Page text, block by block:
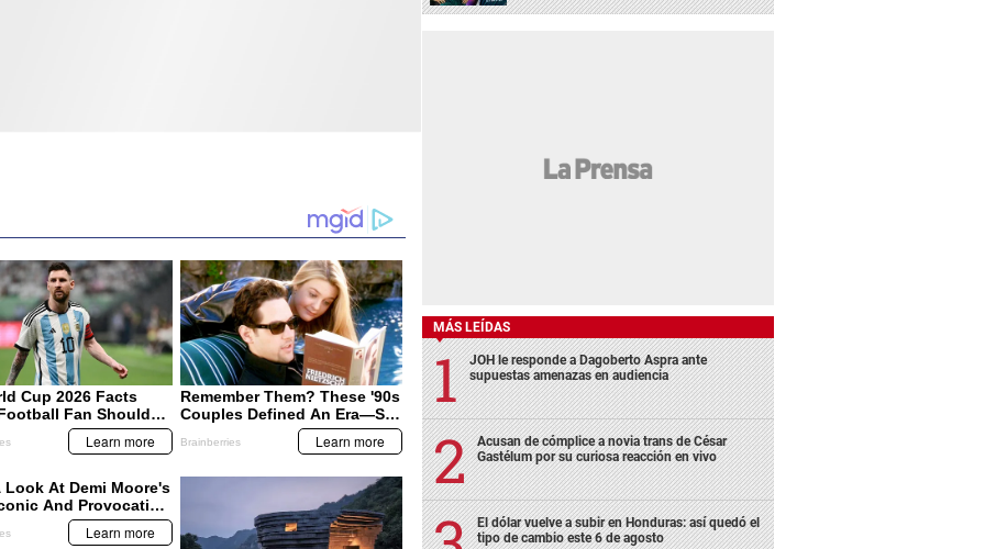
MÁS LEÍDAS
JOH le responde a Dagoberto Aspra ante
supuestas amenazas en audiencia
Acusan de cómplice a novia trans de César
Gastélum por su curiosa reacción en vivo
El dólar vuelve a subir en Honduras: así quedó el
tipo de cambio este 6 de agosto